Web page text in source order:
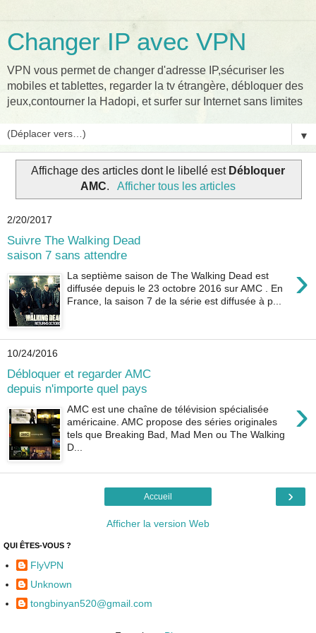
Changer IP avec VPN
VPN vous permet de changer d'adresse IP,sécuriser les
mobiles et tablettes, regarder la tv étrangère, débloquer des
jeux,contourner la Hadopi, et surfer sur Internet sans limites
▼
Affichage des articles dont le libellé est Débloquer
AMC. Afficher tous les articles
2/20/2017
Suivre The Walking Dead
saison 7 sans attendre
›
La septième saison de The Walking Dead est
diffusée depuis le 23 octobre 2016 sur AMC . En
France, la saison 7 de la série est diffusée à p...
10/24/2016
Débloquer et regarder AMC
depuis n'importe quel pays
›
AMC est une chaîne de télévision spécialisée
américaine. AMC propose des séries originales
tels que Breaking Bad, Mad Men ou The Walking
D...
›
Accueil
Afficher la version Web
QUI ÊTES-VOUS ?
FlyVPN
Unknown
tongbinyan520@gmail.com